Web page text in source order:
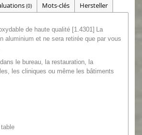
(0) Mots-clés Hersteller
de haute qualité [1.4301]
La
aluminium et ne sera retirée que par vous
le bureau, la restauration, la
les cliniques ou même les bâtiments